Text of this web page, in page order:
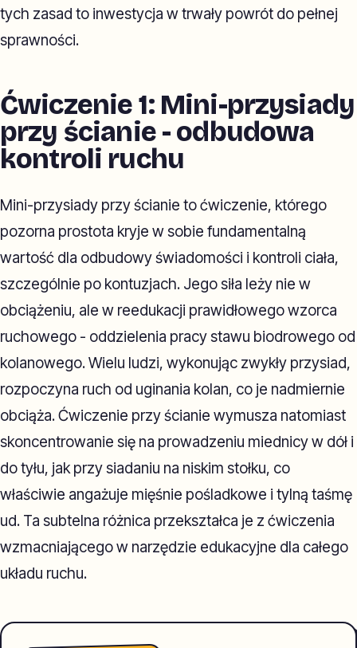
tych zasad to inwestycja w trwały powrót do pełnej
sprawności.
Ćwiczenie 1: Mini-przysiady
przy ścianie - odbudowa
kontroli ruchu
Mini-przysiady przy ścianie to ćwiczenie, którego
pozorna prostota kryje w sobie fundamentalną
wartość dla odbudowy świadomości i kontroli ciała,
szczególnie po kontuzjach. Jego siła leży nie w
obciążeniu, ale w reedukacji prawidłowego wzorca
ruchowego - oddzielenia pracy stawu biodrowego od
kolanowego. Wielu ludzi, wykonując zwykły przysiad,
rozpoczyna ruch od uginania kolan, co je nadmiernie
obciąża. Ćwiczenie przy ścianie wymusza natomiast
skoncentrowanie się na prowadzeniu miednicy w dół i
do tyłu, jak przy siadaniu na niskim stołku, co
właściwie angażuje mięśnie pośladkowe i tylną taśmę
ud. Ta subtelna różnica przekształca je z ćwiczenia
wzmacniającego w narzędzie edukacyjne dla całego
układu ruchu.